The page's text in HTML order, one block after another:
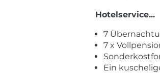
Hotelservice...
7
7 x
Ein